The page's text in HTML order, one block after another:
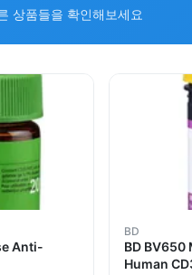
상품들을 확인해보세요
Anti-
BD
BD
Human